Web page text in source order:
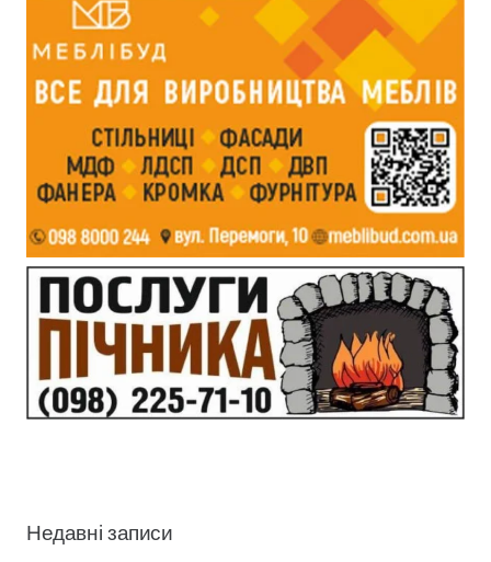
Недавні записи